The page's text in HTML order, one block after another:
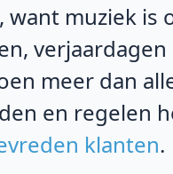
want muziek
meer dan
en regelen
klanten.